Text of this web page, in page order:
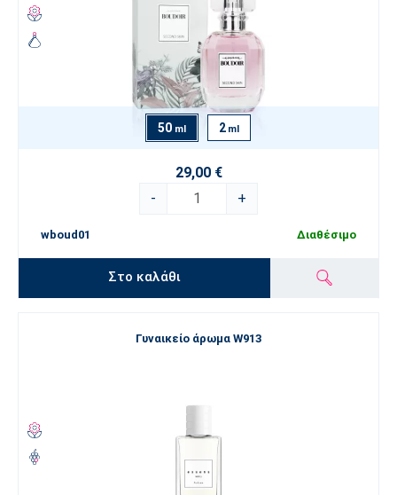
50 ml 2 ml
29,00 €
-
+
wboud01 Διαθέσιμο
Στο καλάθι
Γυναικείο άρωμα W913